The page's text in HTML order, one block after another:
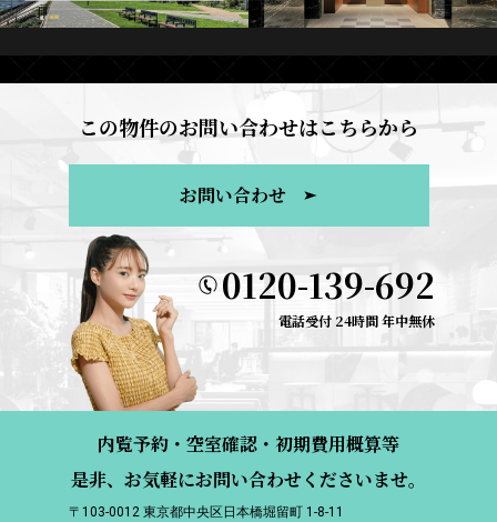
この物件のお問い合わせはこちらから
お問い合わせ
0120-139-692
電話受付 24時間 年中無休
内覧予約・空室確認・初期費用概算等
是非、お気軽にお問い合わせくださいませ。
〒103-0012 東京都中央区日本橋堀留町 1-8-11